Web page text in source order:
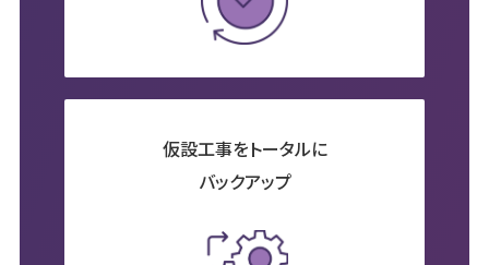
仮設工事をトータルに
バックアップ